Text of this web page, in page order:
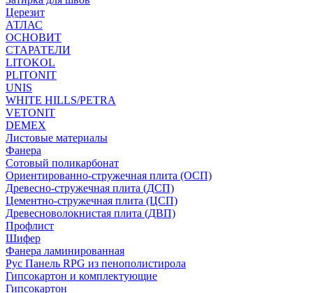
Церезит
АТЛАС
ОСНОВИТ
СТАРАТЕЛИ
LITOKOL
PLITONIT
UNIS
WHITE HILLS/PETRA
VETONIT
DEMEX
Листовые материалы
Фанера
Сотовый поликарбонат
Ориентированно-стружечная плита (ОСП)
Древесно-стружечная плита (ДСП)
Цементно-стружечная плита (ЦСП)
Древесноволокнистая плита (ДВП)
Профлист
Шифер
Фанера ламинированная
Рус Панель RPG из пенополистирола
Гипсокартон и комплектующие
Гипсокартон